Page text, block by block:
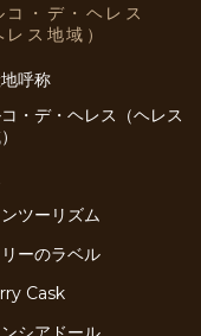
コ・デ・ヘレス
レス地域）
呼称
・デ・ヘレス（ヘレス
ツーリズム
ーのラベル
Cask